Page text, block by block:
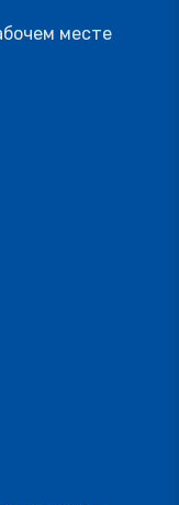
месте